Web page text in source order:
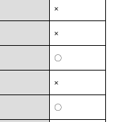
×
×
〇
×
〇